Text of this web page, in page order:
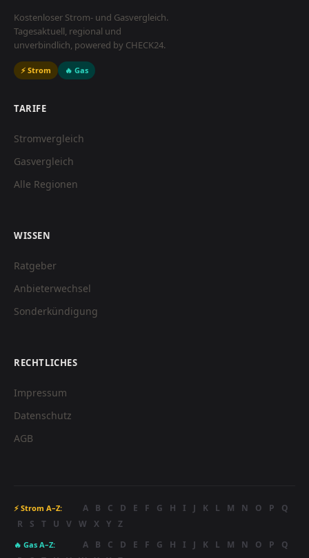
Kostenloser Strom- und Gasvergleich.
Tagesaktuell, regional und
unverbindlich, powered by CHECK24.
⚡ Strom 🔥 Gas
TARIFE
Stromvergleich
Gasvergleich
Alle Regionen
WISSEN
Ratgeber
Anbieterwechsel
Sonderkündigung
RECHTLICHES
Impressum
Datenschutz
AGB
⚡ Strom A–Z: A B C D E F G H I J K L M N O P
Q
R
S T U V W X Y Z
🔥 Gas A–Z: A B C D E F G H I J K L M N O P
Q